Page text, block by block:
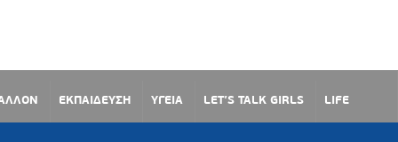
ΕΚΠΑΙΔΕΥΣΗ ΥΓΕΙΑ LET’S TALK GIRLS LIFE